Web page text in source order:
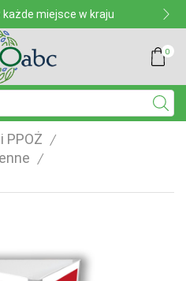
miejsce w kraju
0
PPOŻ /
/